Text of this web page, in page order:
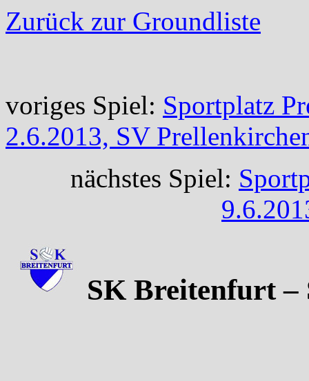
Zurück zur Groundliste
voriges Spiel: Sportplatz
2.6.2013, SV
nächstes Spiel:
SK Breitenfurt –